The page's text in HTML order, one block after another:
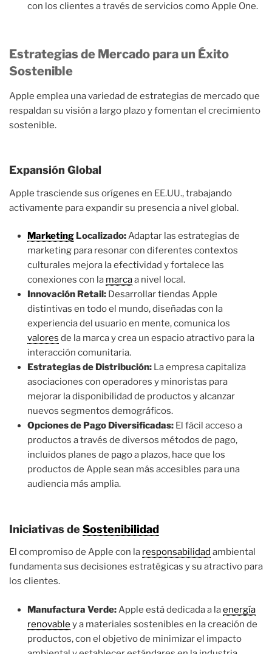
con los clientes a través de servicios como Apple One.
Estrategias de Mercado para un Éxito
Sostenible
Apple emplea una variedad de estrategias de mercado que
respaldan su visión a largo plazo y fomentan el crecimiento
sostenible.
Expansión Global
Apple trasciende sus orígenes en EE.UU., trabajando
activamente para expandir su presencia a nivel global.
Marketing Localizado:Adaptar las estrategias de
marketing para resonar con diferentes contextos
culturales mejora la efectividad y fortalece las
conexiones con la marcaa nivel local.
Innovación Retail: Desarrollar tiendas Apple
distintivas en todo el mundo, diseñadas con la
experiencia del usuario en mente, comunica los
valores de la marca y crea un espacio atractivo para la
interacción comunitaria.
Estrategias de Distribución: La empresa capitaliza
asociaciones con operadores y minoristas para
mejorar la disponibilidad de productos y alcanzar
nuevos segmentos demográficos.
Opciones de Pago Diversificadas: El fácil acceso a
productos a través de diversos métodos de pago,
incluidos planes de pago a plazos, hace que los
productos de Apple sean más accesibles para una
audiencia más amplia.
Iniciativas de Sostenibilidad
El compromiso de Apple con la responsabilidad ambiental
fundamenta sus decisiones estratégicas y su atractivo para
los clientes.
Manufactura Verde:Apple está dedicada a laenergía
renovable y a materiales sostenibles en la creación de
productos, con el objetivo de minimizar el impacto